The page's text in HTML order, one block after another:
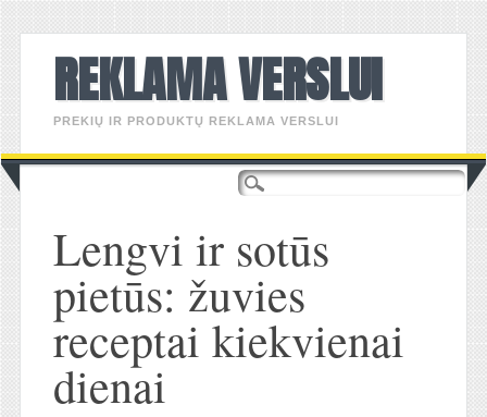
REKLAMA VERSLUI
PREKIŲ IR PRODUKTŲ REKLAMA VERSLUI
Main menu
Skip
to
Lengvi ir sotūs
pietūs: žuvies
receptai kiekvienai
dienai